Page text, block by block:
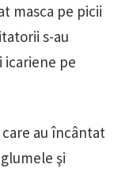
masca pe picii
s-au
pe
au încântat
şi